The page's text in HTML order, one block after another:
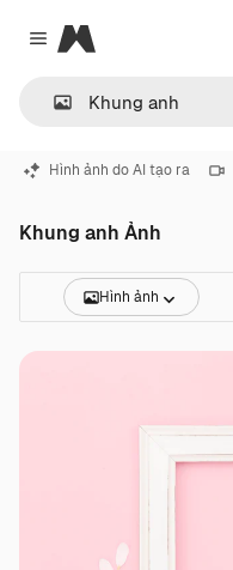
Close menu
Magnific
Hình ảnh do AI tạo ra
Khung anh Ảnh
Hình ảnh